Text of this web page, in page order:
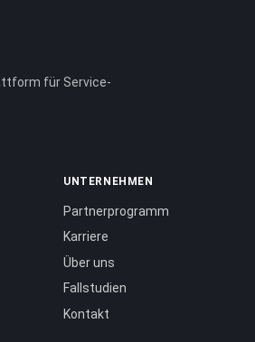
für Service-
UNTERNEHMEN
Partnerprogramm
Karriere
Über uns
Fallstudien
Kontakt